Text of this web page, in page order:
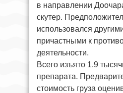
в направлении
скутер.
использовался
причастными к
деятельности.
Всего изъято 1,9
препарата.
стоимость груза